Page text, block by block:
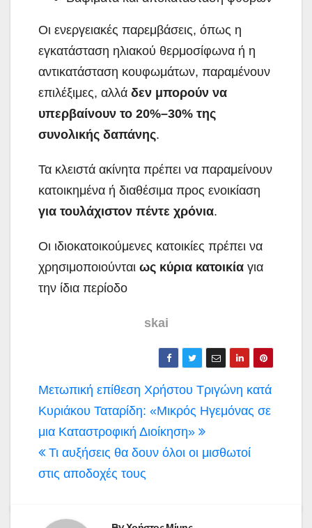
Οι ενεργειακές παρεμβάσεις, όπως η
εγκατάσταση ηλιακού θερμοσίφωνα ή η
αντικατάσταση κουφωμάτων, παραμένουν
επιλέξιμες, αλλά δεν μπορούν να
υπερβαίνουν το 20%–30% της
συνολικής δαπάνης.
Τα κλειστά ακίνητα πρέπει να παραμείνουν
κατοικημένα ή διαθέσιμα προς ενοικίαση
για τουλάχιστον πέντε χρόνια.
Οι ιδιοκατοικούμενες κατοικίες πρέπει να
χρησιμοποιούνται ως κύρια κατοικία για
την ίδια περίοδο
skai
Πλοήγηση
άρθρων
Μετωπική επίθεση Χρήστου Τριγώνη κατά
Κυριάκου Ταταρίδη: «Μικρός Ηγεμόνας σε
μια Καταστροφική Διοίκηση»
Τι αυξήσεις θα δουν όλοι οι μισθωτοί
στις αποδοχές τους